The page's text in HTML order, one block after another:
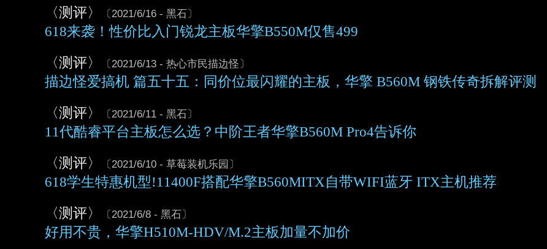
〈测评〉 〔2021/6/16 - 黑石〕
618来袭！性价比入门锐龙主板华擎B550M仅售499
〈测评〉 〔2021/6/13 - 热心市民描边怪〕
描边怪爱搞机 篇五十五：同价位最闪耀的主板，华擎 B560M 钢铁传奇拆解评测
〈测评〉 〔2021/6/11 - 黑石〕
11代酷睿平台主板怎么选？中阶王者华擎B560M Pro4告诉你
〈测评〉 〔2021/6/10 - 草莓装机乐园〕
618学生特惠机型!11400F搭配华擎B560MITX自带WIFI蓝牙 ITX主机推荐
〈测评〉 〔2021/6/8 - 黑石〕
好用不贵，华擎H510M-HDV/M.2主板加量不加价